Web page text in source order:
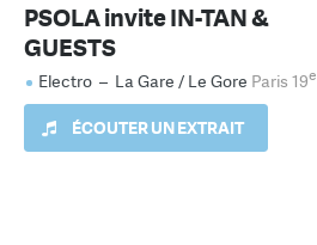
PSOLA invite IN-TAN &
GUESTS
Electro – La Gare / Le Gore Paris 19e
ÉCOUTER UN EXTRAIT